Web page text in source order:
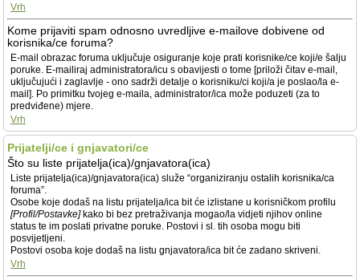
Vrh
Kome prijaviti spam odnosno uvredljive e-mailove dobivene od
korisnika/ce foruma?
E-mail obrazac foruma uključuje osiguranje koje prati korisnike/ce koji/e šalju
poruke. E-mailiraj administratora/icu s obavijesti o tome [priloži čitav e-mail,
uključujući i zaglavlje - ono sadrži detalje o korisniku/ci koji/a je poslao/la e-
mail]. Po primitku tvojeg e-maila, administrator/ica može poduzeti (za to
predviđene) mjere.
Vrh
Prijatelji/ce i gnjavatori/ce
Što su liste prijatelja(ica)/gnjavatora(ica)
Liste prijatelja(ica)/gnjavatora(ica) služe “organiziranju ostalih korisnika/ca
foruma”.
Osobe koje dodaš na listu prijatelja/ica bit će izlistane u korisničkom profilu
[Profil/Postavke]kako bi bez pretraživanja mogao/la vidjeti njihov online
status te im poslati privatne poruke. Postovi i sl. tih osoba mogu biti
posvijetljeni.
Postovi osoba koje dodaš na listu gnjavatora/ica bit će zadano skriveni.
Vrh